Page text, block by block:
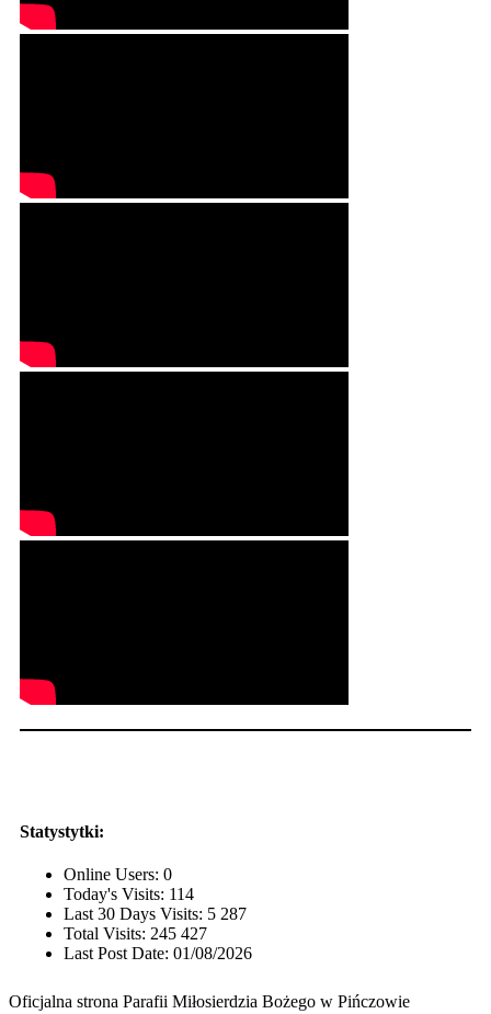
Statystytki:
Online Users: 0
Today's Visits: 114
Last 30 Days Visits: 5 287
Total Visits: 245 427
Last Post Date: 01/08/2026
Oficjalna strona Parafii Miłosierdzia Bożego w Pińczowie